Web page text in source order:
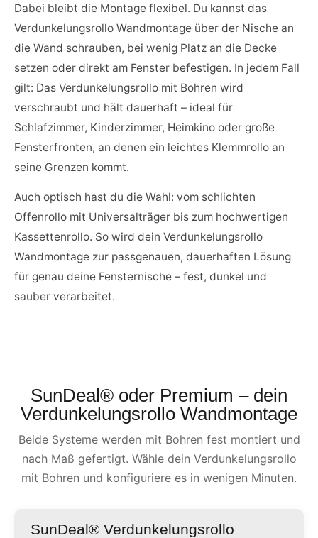
Dabei bleibt die Montage flexibel. Du kannst das
Verdunkelungsrollo Wandmontage über der Nische an
die Wand schrauben, bei wenig Platz an die Decke
setzen oder direkt am Fenster befestigen. In jedem Fall
gilt: Das Verdunkelungsrollo mit Bohren wird
verschraubt und hält dauerhaft – ideal für
Schlafzimmer, Kinderzimmer, Heimkino oder große
Fensterfronten, an denen ein leichtes Klemmrollo an
seine Grenzen kommt.
Auch optisch hast du die Wahl: vom schlichten
Offenrollo mit Universalträger bis zum hochwertigen
Kassettenrollo. So wird dein Verdunkelungsrollo
Wandmontage zur passgenauen, dauerhaften Lösung
für genau deine Fensternische – fest, dunkel und
sauber verarbeitet.
SunDeal® oder Premium – dein
Verdunkelungsrollo Wandmontage
Beide Systeme werden mit Bohren fest montiert und
nach Maß gefertigt. Wähle dein Verdunkelungsrollo
mit Bohren und konfiguriere es in wenigen Minuten.
SunDeal® Verdunkelungsrollo